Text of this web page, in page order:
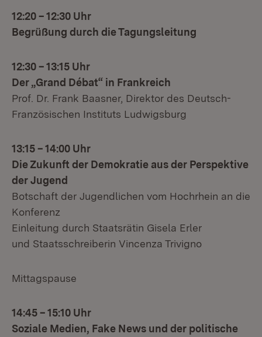
12:20 – 12:30 Uhr
Begrüßung durch die Tagungsleitung
12:30 – 13:15 Uhr
Der „Grand Débat“ in Frankreich
Prof. Dr. Frank Baasner, Direktor des Deutsch-
Französischen Instituts Ludwigsburg
13:15 – 14:00 Uhr
Die Zukunft der Demokratie aus der Perspektive
der Jugend
Botschaft der Jugendlichen vom Hochrhein an die
Konferenz
Einleitung durch Staatsrätin Gisela Erler
und Staatsschreiberin Vincenza Trivigno
Mittagspause
14:45 – 15:10 Uhr
Soziale Medien, Fake News und der politische